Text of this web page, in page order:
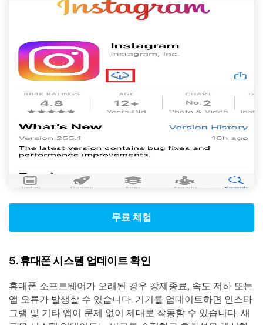
무료 체험
5. 휴대폰 시스템 업데이트 확인
휴대폰 소프트웨어가 오래된 경우 강제종료, 속도 저하 또는
앱 오류가 발생할 수 있습니다. 기기를 업데이트하면 인스타
그램 및 기타 앱이 문제 없이 제대로 작동할 수 있습니다. 새